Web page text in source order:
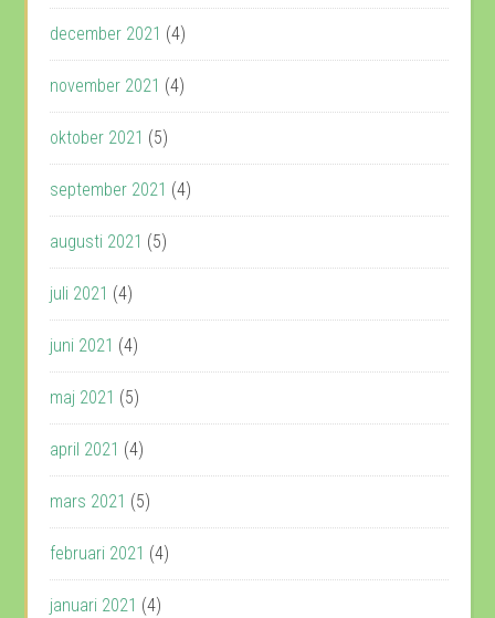
december 2021 (4)
november 2021 (4)
oktober 2021 (5)
september 2021 (4)
augusti 2021 (5)
juli 2021 (4)
juni 2021 (4)
maj 2021 (5)
april 2021 (4)
mars 2021 (5)
februari 2021 (4)
januari 2021 (4)